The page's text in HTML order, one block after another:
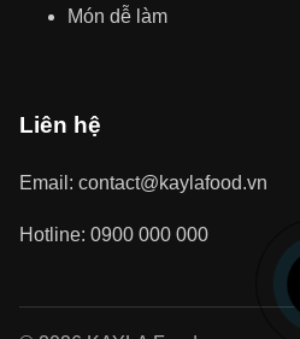
Món dễ làm
Liên hệ
Email: contact@kaylafood.vn
Hotline: 0900 000 000